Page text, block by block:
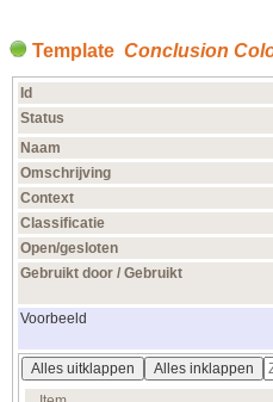
Template Conclusion
Id
Status
Naam
Omschrijving
Context
Classificatie
Open/gesloten
Gebruikt door / Gebruikt
Voorbeeld
Alles uitklappen
Alles inklappen